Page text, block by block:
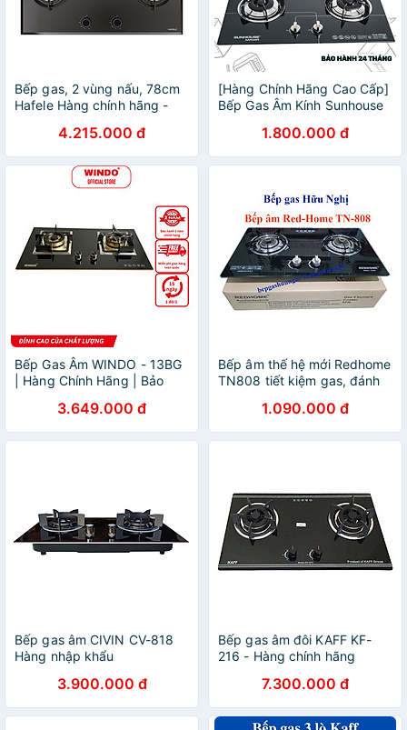
Bếp gas, 2 vùng nấu, 78cm
Hafele Hàng chính hãng -
4.215.000 đ
[Hàng Chính Hãng Cao Cấp]
Bếp Gas Âm Kính Sunhouse
chính hãng 24 tháng tại nhà
- Họng thép không gỉ cao
cấp, không sinh muội đen
1.800.000 đ
Bếp Gas Âm WINDO - 13BG
| Hàng Chính Hãng | Bảo
3.649.000 đ
Bếp âm thế hệ mới Redhome
TN808 tiết kiệm gas, đánh
1.090.000 đ
Bếp gas âm CIVIN CV-818
Hàng nhập khẩu
3.900.000 đ
Bếp gas âm đôi KAFF KF-
216 - Hàng chính hãng
7.300.000 đ